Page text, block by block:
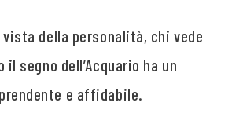
vista della personalità, chi vede
segno dell’Acquario ha un
e affidabile.